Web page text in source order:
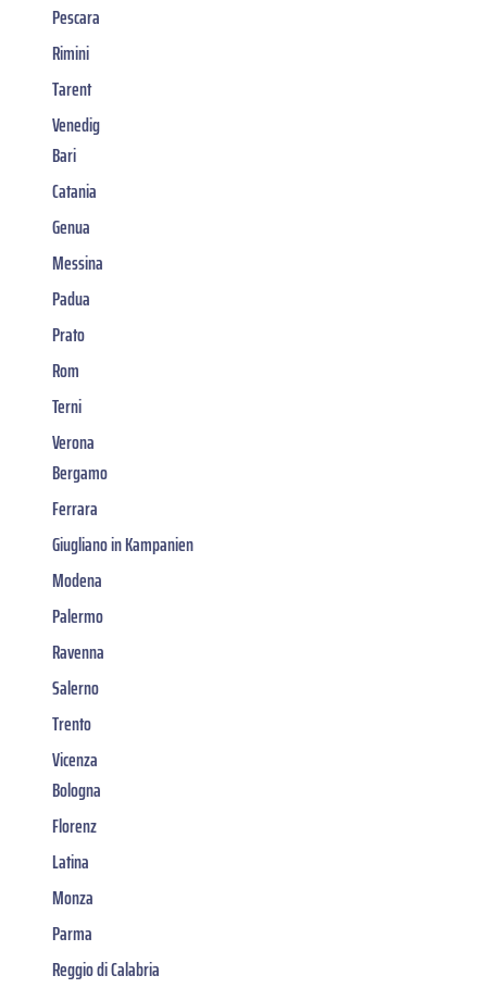
Pescara
Rimini
Tarent
Venedig
Bari
Catania
Genua
Messina
Padua
Prato
Rom
Terni
Verona
Bergamo
Ferrara
Giugliano in Kampanien
Modena
Palermo
Ravenna
Salerno
Trento
Vicenza
Bologna
Florenz
Latina
Monza
Parma
Reggio di Calabria